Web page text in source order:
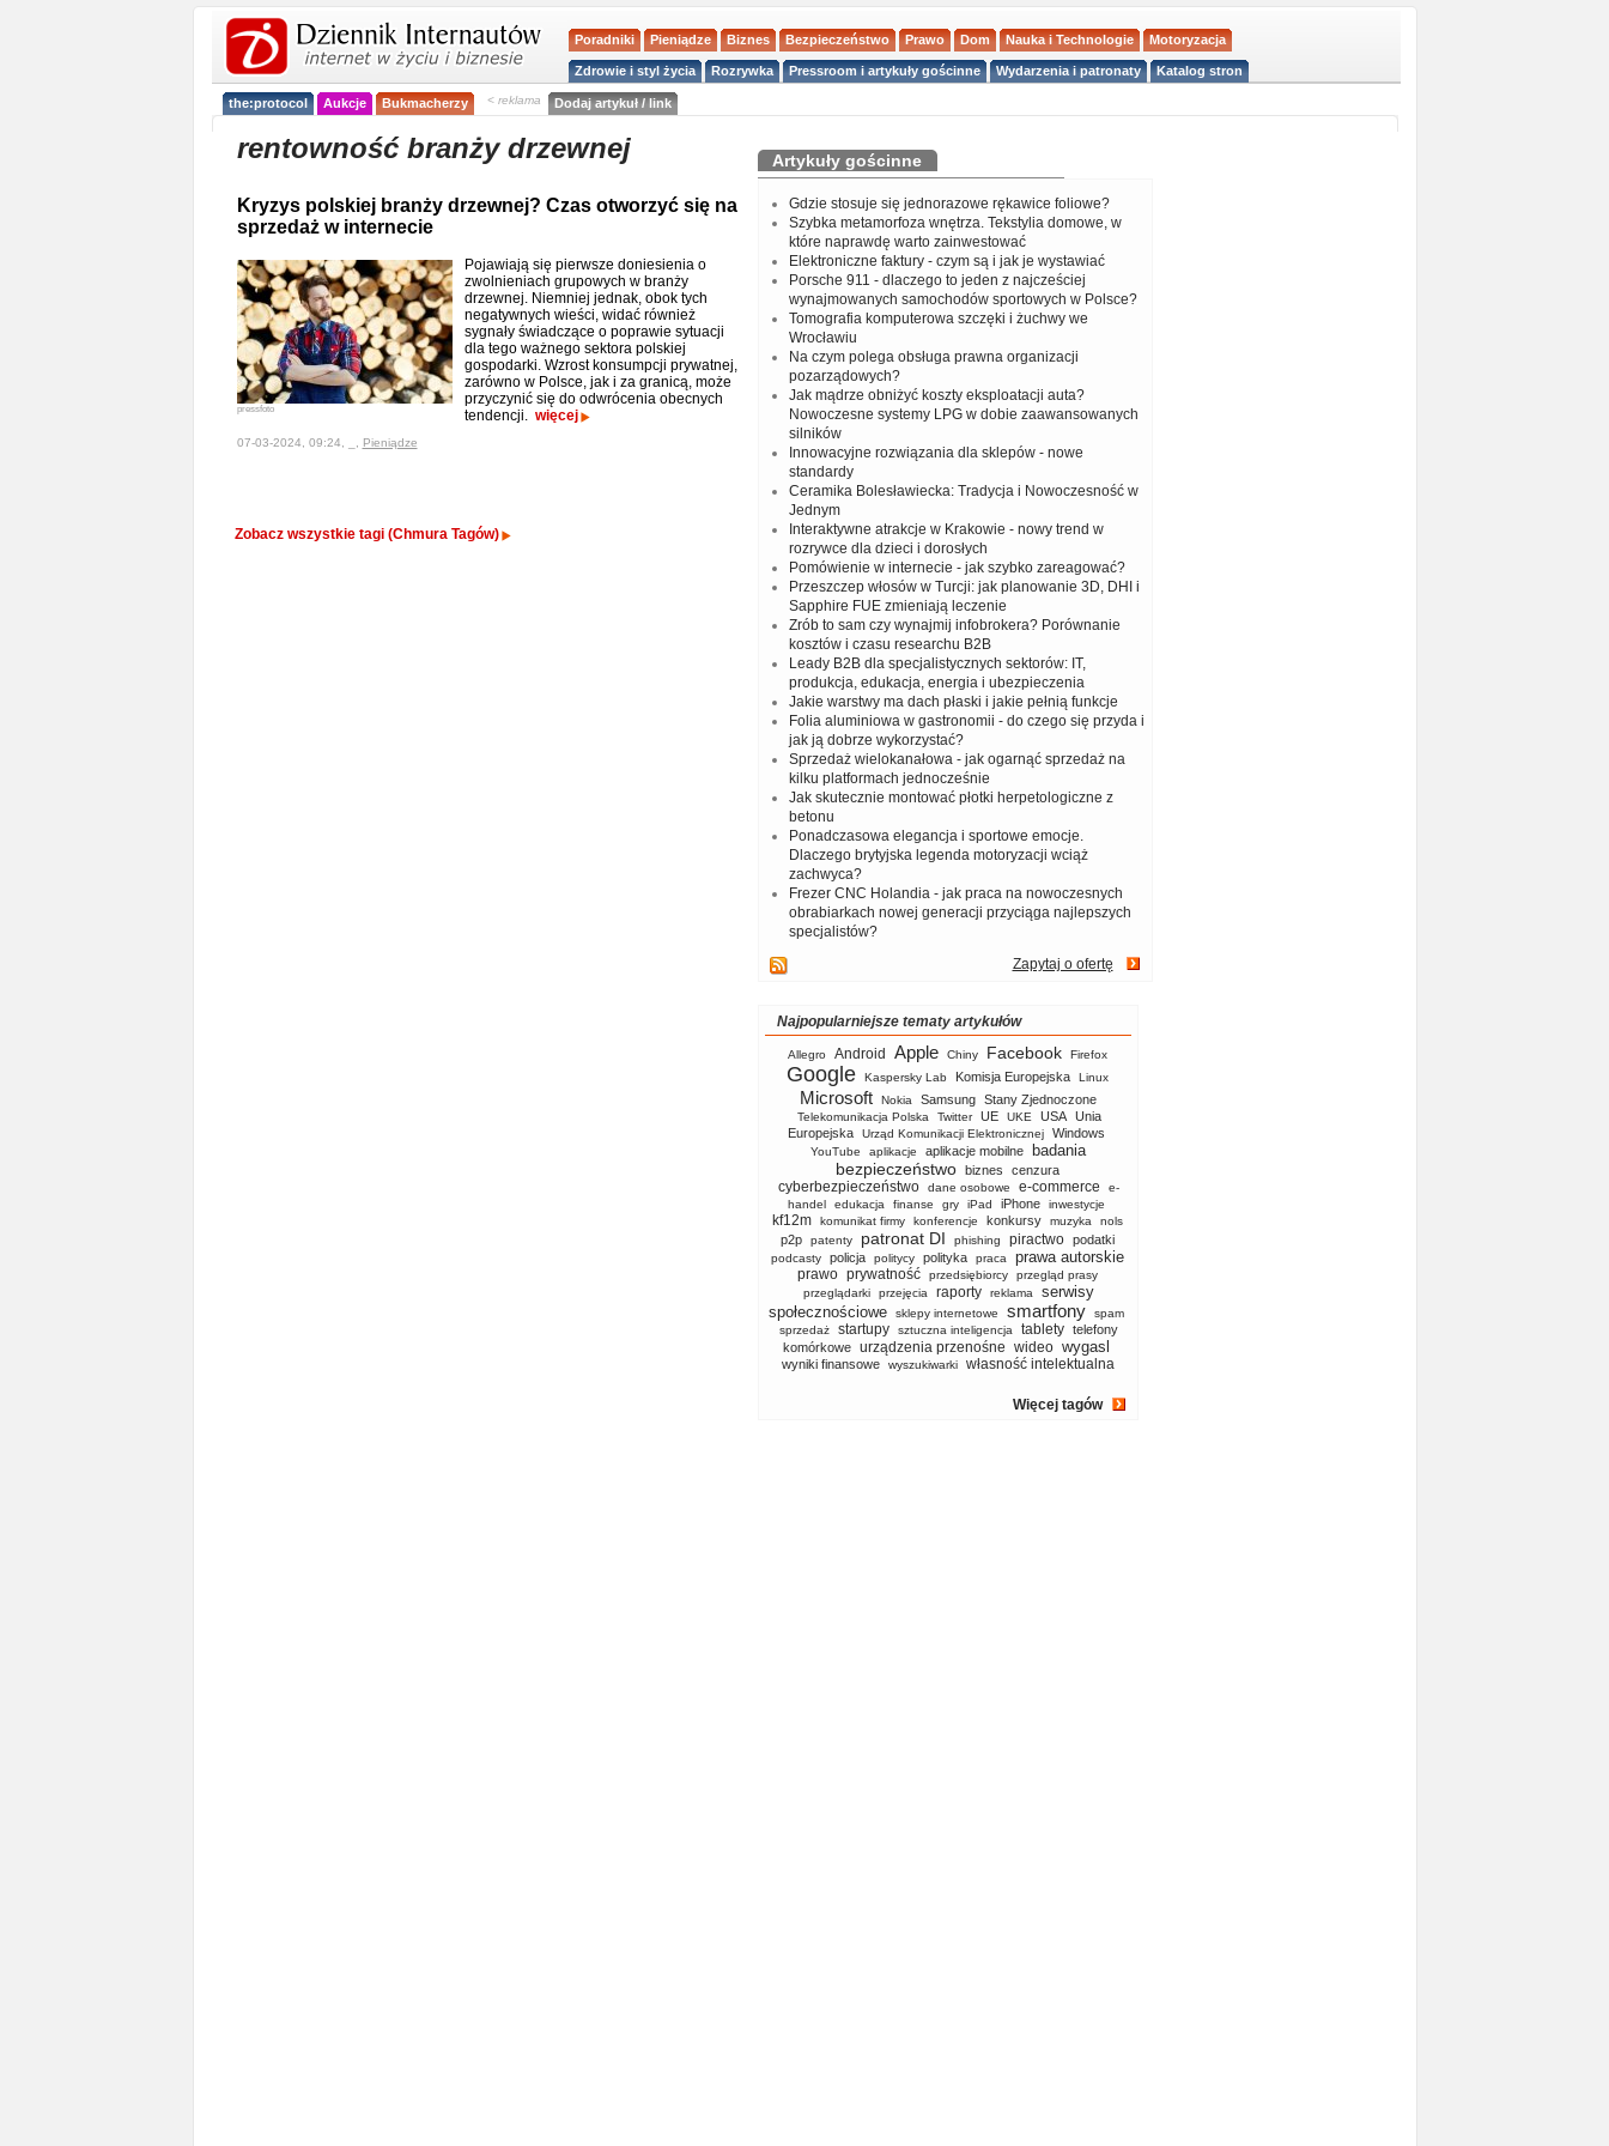
Poradniki Pieniądze Biznes Bezpieczeństwo Prawo Dom Nauka i Technologie Motoryzacja
Zdrowie i styl życia Rozrywka Pressroom i artykuły gościnne Wydarzenia i patronaty Katalog stron
the:protocol Aukcje Bukmacherzy < reklama Dodaj artykuł / link
rentowność branży drzewnej
Kryzys polskiej branży drzewnej? Czas otworzyć się na
sprzedaż w internecie
pressfoto
Pojawiają się pierwsze doniesienia o
zwolnieniach grupowych w branży
drzewnej. Niemniej jednak, obok tych
negatywnych wieści, widać również
sygnały świadczące o poprawie sytuacji
dla tego ważnego sektora polskiej
gospodarki. Wzrost konsumpcji prywatnej,
zarówno w Polsce, jak i za granicą, może
przyczynić się do odwrócenia obecnych
tendencji. więcej
07-03-2024, 09:24, _, Pieniądze
Zobacz wszystkie tagi (Chmura Tagów)
Artykuły gościnne
Gdzie stosuje się jednorazowe rękawice foliowe?
Szybka metamorfoza wnętrza. Tekstylia domowe, w
które naprawdę warto zainwestować
Elektroniczne faktury - czym są i jak je wystawiać
Porsche 911 - dlaczego to jeden z najcześciej
wynajmowanych samochodów sportowych w Polsce?
Tomografia komputerowa szczęki i żuchwy we
Wrocławiu
Na czym polega obsługa prawna organizacji
pozarządowych?
Jak mądrze obniżyć koszty eksploatacji auta?
Nowoczesne systemy LPG w dobie zaawansowanych
silników
Innowacyjne rozwiązania dla sklepów - nowe
standardy
Ceramika Bolesławiecka: Tradycja i Nowoczesność w
Jednym
Interaktywne atrakcje w Krakowie - nowy trend w
rozrywce dla dzieci i dorosłych
Pomówienie w internecie - jak szybko zareagować?
Przeszczep włosów w Turcji: jak planowanie 3D, DHI i
Sapphire FUE zmieniają leczenie
Zrób to sam czy wynajmij infobrokera? Porównanie
kosztów i czasu researchu B2B
Leady B2B dla specjalistycznych sektorów: IT,
produkcja, edukacja, energia i ubezpieczenia
Jakie warstwy ma dach płaski i jakie pełnią funkcje
Folia aluminiowa w gastronomii - do czego się przyda i
jak ją dobrze wykorzystać?
Sprzedaż wielokanałowa - jak ogarnąć sprzedaż na
kilku platformach jednocześnie
Jak skutecznie montować płotki herpetologiczne z
betonu
Ponadczasowa elegancja i sportowe emocje.
Dlaczego brytyjska legenda motoryzacji wciąż
zachwyca?
Frezer CNC Holandia - jak praca na nowoczesnych
obrabiarkach nowej generacji przyciąga najlepszych
specjalistów?
Zapytaj o ofertę
Najpopularniejsze tematy artykułów
Allegro Android Apple Chiny Facebook Firefox
Google Kaspersky Lab Komisja Europejska Linux
Microsoft Nokia Samsung Stany Zjednoczone
Telekomunikacja Polska Twitter UE UKE USA
Unia
Europejska
Urząd Komunikacji Elektronicznej Windows
YouTube aplikacje aplikacje mobilne badania
bezpieczeństwo biznes cenzura
cyberbezpieczeństwo dane osobowe e-commerce
e-
handel
edukacja finanse gry iPad iPhone inwestycje
kf12m komunikat firmy konferencje konkursy muzyka nols
p2p patenty patronat DI phishing piractwo podatki
podcasty policja politycy polityka praca prawa autorskie
prawo prywatność przedsiębiorcy
przegląd prasy
przeglądarki
przejęcia raporty reklama
serwisy
społecznościowe
sklepy internetowe smartfony
spam
sprzedaż
startupy sztuczna inteligencja tablety telefony
komórkowe urządzenia przenośne wideo wygasl
wyniki finansowe wyszukiwarki własność intelektualna
Więcej tagów